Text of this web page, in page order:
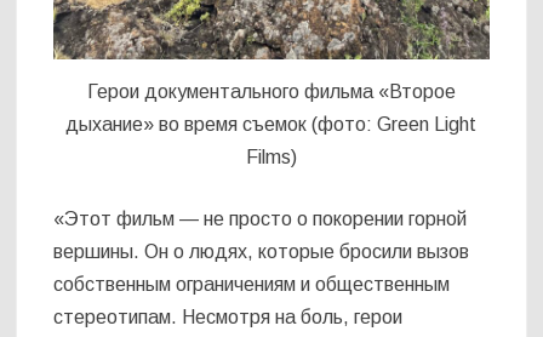
Герои документального фильма «Второе
дыхание» во время съемок (фото: Green Light
Films)
«Этот фильм — не просто о покорении горной
вершины. Он о людях, которые бросили вызов
собственным ограничениям и общественным
стереотипам. Несмотря на боль, герои